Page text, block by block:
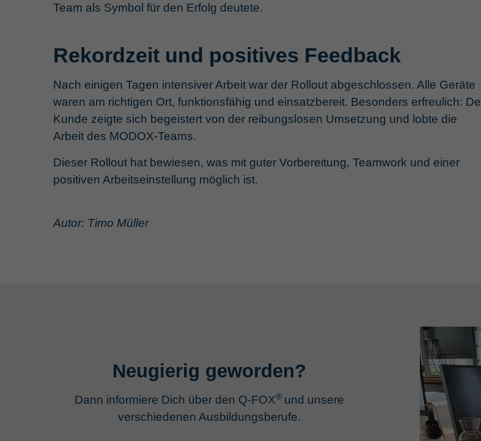
Team als Symbol für den Erfolg deutete.
Rekordzeit und positives Feedback
Nach einigen Tagen intensiver Arbeit war der Rollout abgeschlossen. Alle Geräte
waren am richtigen Ort, funktionsfähig und einsatzbereit. Besonders erfreulich:
Kunde zeigte sich begeistert von der reibungslosen Umsetzung und lobte die
Arbeit des MODOX-Teams.
Dieser Rollout hat bewiesen, was mit guter Vorbereitung, Teamwork und einer
positiven Arbeitseinstellung möglich ist.
Autor: Timo Müller
Neugierig geworden?
Dann informiere Dich über den Q-FOX® und unsere
verschiedenen Ausbildungsberufe.